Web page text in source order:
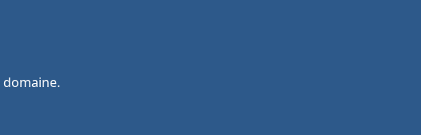
domaine.